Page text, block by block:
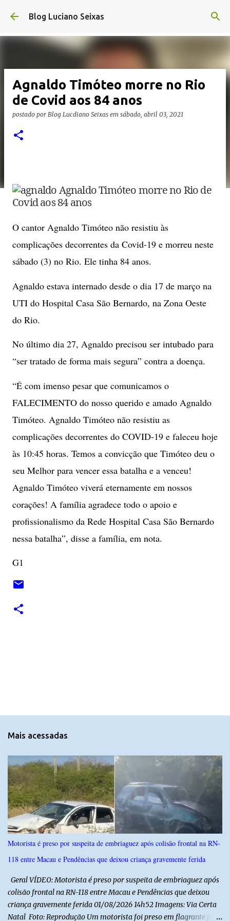
Pular para o conteúdo principal
Blog Luciano Seixas
Agnaldo Timóteo morre no Rio
de Covid aos 84 anos
postado por Blog Lucdiano Seixas em sábado, abril 03, 2021
O cantor Agnaldo Timóteo não resistiu às
complicações decorrentes da Covid-19 e morreu neste
sábado (3) no Rio. Ele tinha 84 anos.
Agnaldo estava internado desde o dia 17 de março na
UTI do Hospital Casa São Bernardo, na Zona Oeste
do Rio.
No último dia 27, Agnaldo precisou ser intubado para
“ser tratado de forma mais segura” contra a doença.
“É com imenso pesar que comunicamos o
FALECIMENTO do nosso querido e amado Agnaldo
Timóteo. Agnaldo Timóteo não resistiu as
complicações decorrentes do COVID-19 e faleceu hoje
às 10:45 horas. Temos a convicção que Timóteo deu o
seu Melhor para vencer essa batalha e a venceu!
Agnaldo Timóteo viverá eternamente em nossos
corações! A família agradece todo o apoio e
profissionalismo da Rede Hospital Casa São Bernardo
nessa batalha”, disse a família, em nota.
G1
n
r
i
o
s
Mais acessadas
Motorista é preso por suspeita de embriaguez após colisão frontal na RN-
118 entre Macau e Pendências que deixou criança gravemente ferida
Geral VÍDEO: Motorista é preso por suspeita de embriaguez após
colisão frontal na RN-118 entre Macau e Pendências que deixou
criança gravemente ferida 01/08/2026 14h52 Imagens: Via Certa
Natal Foto: Reprodução Um motorista foi preso em flagrante por